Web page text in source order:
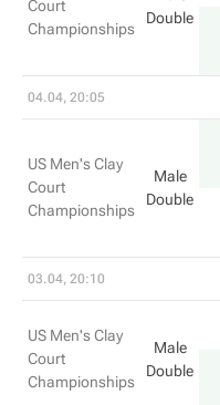
Court
Championships
Double
04.04, 20:05
US Men's Clay
Court
Championships
Male
Double
03.04, 20:10
US Men's Clay
Court
Championships
Male
Double